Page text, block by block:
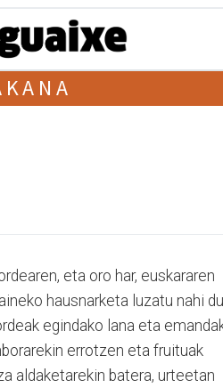
eta oro har, euskararen
hausnarketa luzatu nahi du
egindako lana eta
errotzen eta fruituak
aldaketarekin batera, urteetan